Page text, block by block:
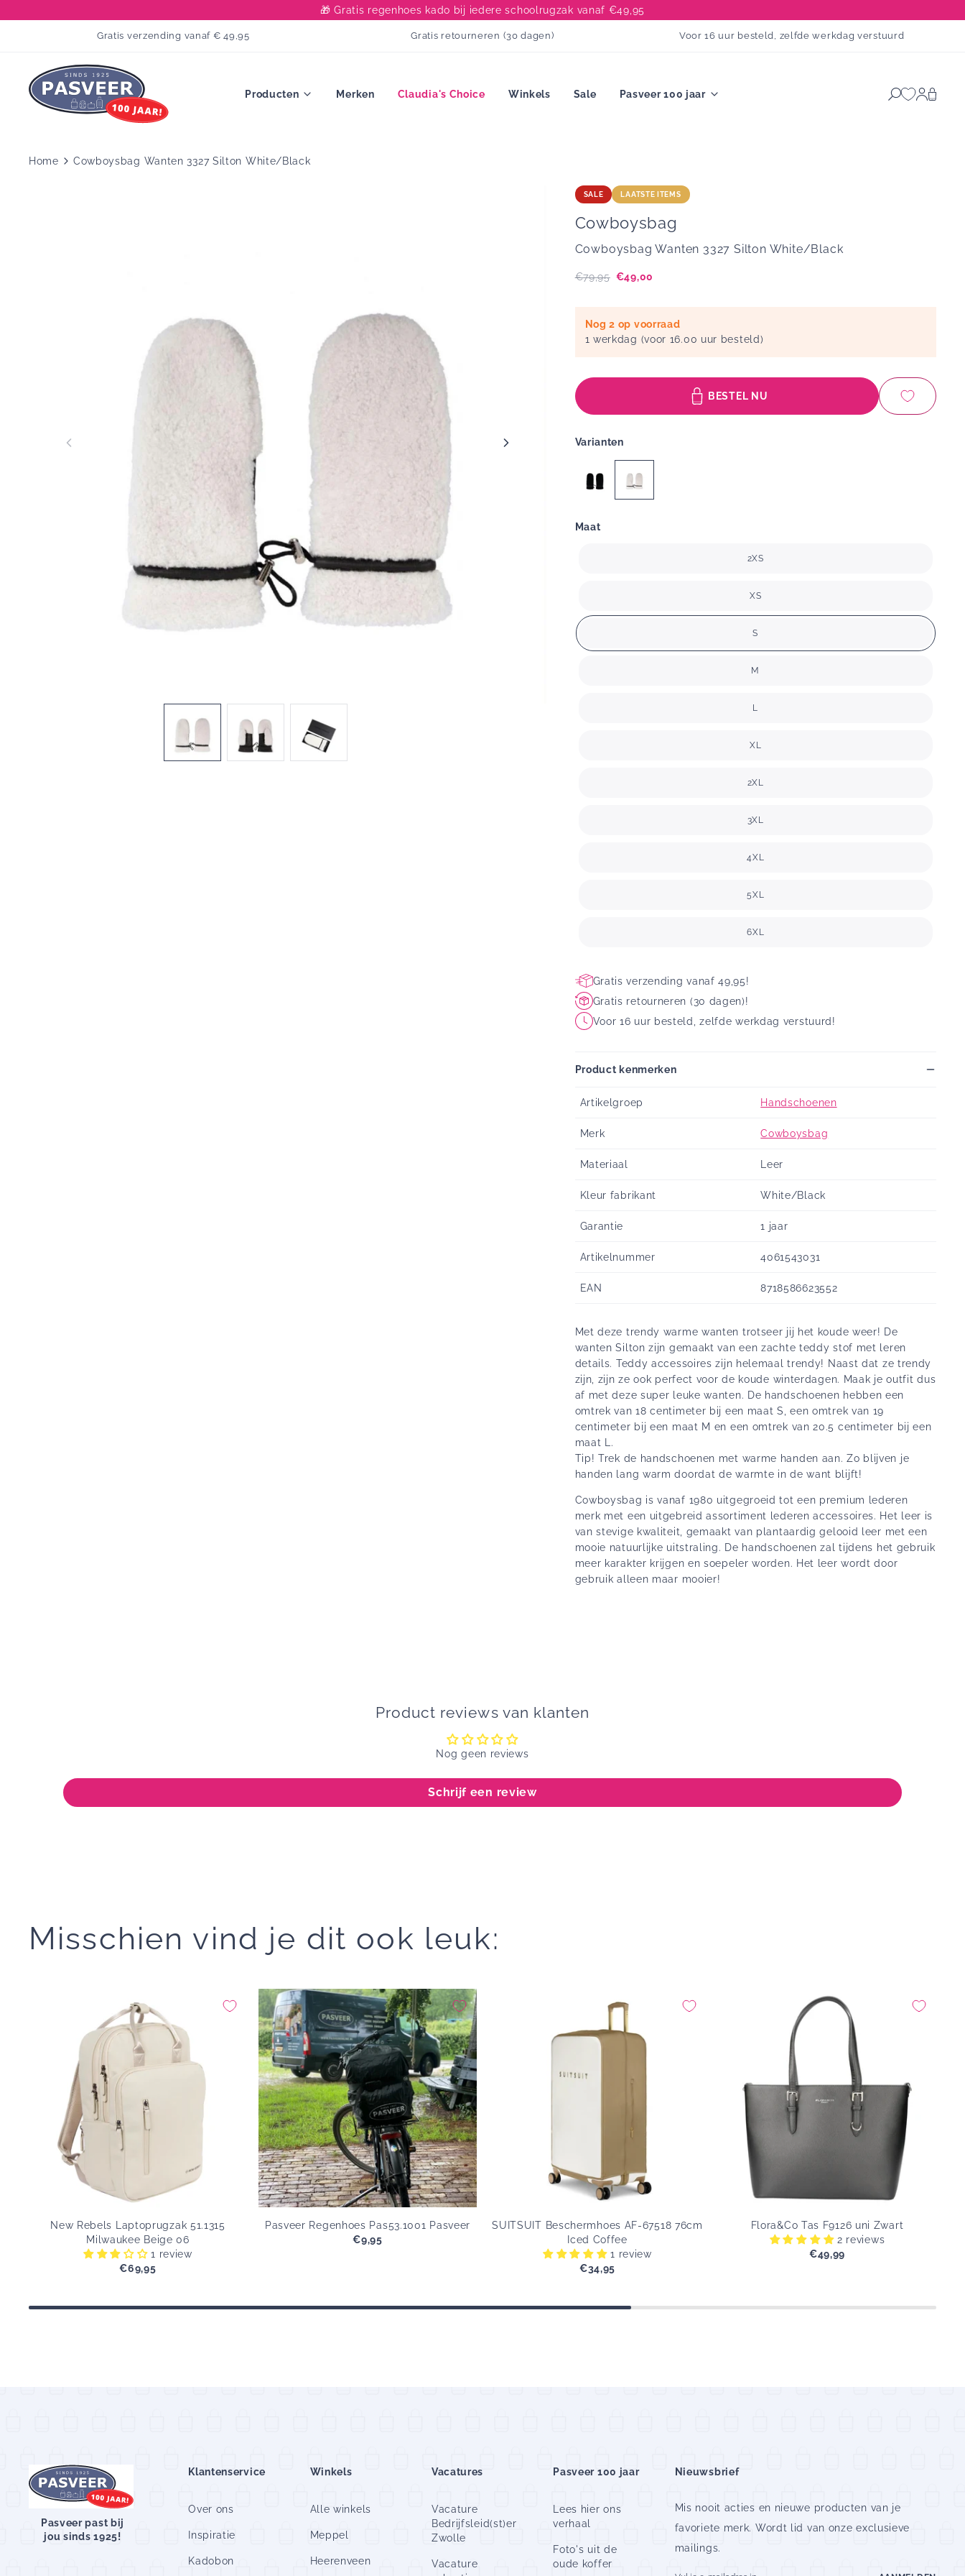
GA
TEKST.
🎁 Gratis regenhoes kado bij iedere schoolrugzak vanaf €49,95
Gratis verzending vanaf € 49,95 Gratis retourneren (30 dagen) Voor 16 uur besteld, zelfde werkdag verstuurd
Producten Merken Claudia's Choice Winkels Sale Pasveer 100 jaar
Inloggen
Bekijk
Home Cowboysbag Wanten 3327 Silton White/Black
SALE LAATSTE ITEMS
Cowboysbag
Cowboysbag Wanten 3327 Silton White/Black
Originele
€79,95 Kortingsprijs
€49,00
Nog 2 op voorraad
1 werkdag (voor 16.00 uur besteld)
BESTEL NU
Varianten
Maat
2XS
XS
S
M
L
XL
2XL
3XL
4XL
5XL
6XL
Gratis verzending vanaf 49,95!
Gratis retourneren (30 dagen)!
Voor 16 uur besteld, zelfde werkdag verstuurd!
Product kenmerken
Artikelgroep Handschoenen
Merk Cowboysbag
Materiaal Leer
Kleur fabrikant White/Black
Garantie 1 jaar
Artikelnummer 4061543031
EAN 8718586623552
Met deze trendy warme wanten trotseer jij het koude weer! De
wanten Silton zijn gemaakt van een zachte teddy stof met leren
details. Teddy accessoires zijn helemaal trendy! Naast dat ze trendy
zijn, zijn ze ook perfect voor de koude winterdagen. Maak je outfit dus
af met deze super leuke wanten. De handschoenen hebben een
omtrek van 18 centimeter bij een maat S, een omtrek van 19
centimeter bij een maat M en een omtrek van 20.5 centimeter bij een
maat L.
Tip! Trek de handschoenen met warme handen aan. Zo blijven je
handen lang warm doordat de warmte in de want blijft!
Cowboysbag is vanaf 1980 uitgegroeid tot een premium lederen
merk met een uitgebreid assortiment lederen accessoires. Het leer is
van stevige kwaliteit, gemaakt van plantaardig gelooid leer met een
mooie natuurlijke uitstraling. De handschoenen zal tijdens het gebruik
meer karakter krijgen en soepeler worden. Het leer wordt door
gebruik alleen maar mooier!
Product reviews van klanten
Nog geen reviews
Schrijf een review
Misschien vind je dit ook leuk:
New Rebels Laptoprugzak 51.1315
Milwaukee Beige 06
1 review
Originele
€69,95
Pasveer Regenhoes Pas53.1001 Pasveer
Originele
€9,95
SUITSUIT Beschermhoes AF-67518 76cm
Iced Coffee
1 review
Originele
€34,95
Flora&Co Tas F9126 uni Zwart
2 reviews
Originele
€49,99
Pasveer past bij
jou sinds 1925!
Klantenservice
Over ons
Inspiratie
Kadobon
Winkels
Alle winkels
Meppel
Heerenveen
Vacatures
Vacature
Bedrijfsleid(st)er
Zwolle
Vacature
Pasveer 100 jaar
Lees hier ons
verhaal
Foto's uit de
oude koffer
Nieuwsbrief
Mis nooit acties en nieuwe producten van je
favoriete merk. Wordt lid van onze exclusieve
mailings.